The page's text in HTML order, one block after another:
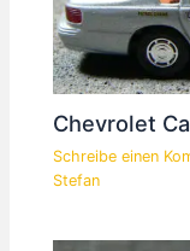
Chevrolet
Schreibe einen
Stefan